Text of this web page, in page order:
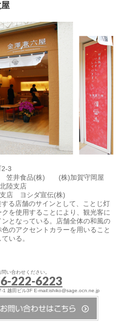
3
井食品(株) (株)加賀守岡屋
陸支店
店 ヨシダ宣伝(株)
店舗のサインとして、ことじ灯
を使用することにより、観光客に
となっている。店舗全体の和風の
のアクセントカラーを用いること
いる。
い合わせください。
222-6223
1 越田ビル3F E-mail:ishiko@sage.ocn.ne.jp